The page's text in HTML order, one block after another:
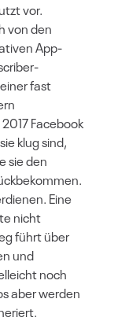
vor.
von den
App-
fast
Facebook
klug sind,
sie den
Eine
nicht
führt über
und
noch
aber werden